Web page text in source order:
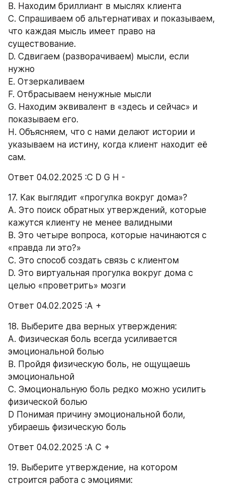
B. Находим бриллиант в мыслях клиента
С. Спрашиваем об альтернативах и показываем,
что каждая мысль имеет право на
существование.
D. Сдвигаем (разворачиваем) мысли, если
нужно
E. Отзеркаливаем
F. Отбрасываем ненужные мысли
G. Находим эквивалент в «здесь и сейчас» и
показываем его.
H. Объясняем, что с нами делают истории и
указываем на истину, когда клиент находит её
сам.
Ответ 04.02.2025 :С D G H -
17. Как выглядит «прогулка вокруг дома»?
A. Это поиск обратных утверждений, которые
кажутся клиенту не менее валидными
B. Это четыре вопроса, которые начинаются с
«правда ли это?»
C. Это способ создать связь с клиентом
D. Это виртуальная прогулка вокруг дома с
целью «проветрить» мозги
Ответ 04.02.2025 :А +
18. Выберите два верных утверждения:
A. Физическая боль всегда усиливается
эмоциональной болью
B. Пройдя физическую боль, не ощущаешь
эмоциональной
C. Эмоциональную боль редко можно усилить
физической болью
D Понимая причину эмоциональной боли,
убираешь физическую боль
Ответ 04.02.2025 :А С +
19. Выберите утверждение, на котором
строится работа с эмоциями: